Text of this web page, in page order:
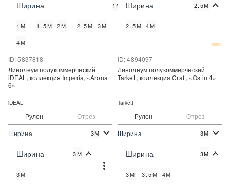
Цена:Ширина 1М
1М 1.5М 2М 2.5М 3М
3.5М
4М
Цена:Ширина 2.5М
2.5М 4М
Рулон Отрез
ID: 5837818
Цена:
Линолеум полукоммерческий
iDEAL, коллекция Imperia, «Arona
6»
iDEAL
Ширина 3М
Ширина 3М
3М
Рулон Отрез
ID: 4894097
Цена:
Линолеум полукоммерческий
Tarkett, коллекция Craft, «Ostin 4»
Tarkett
Ширина 3М
Ширина 3М
3М 3.5М 4М